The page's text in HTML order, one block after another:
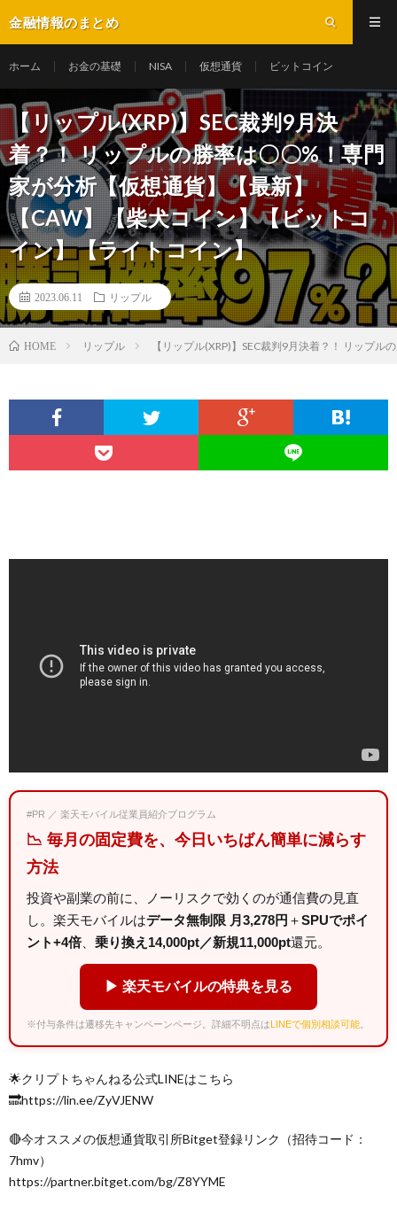
金融情報のまとめ
ホーム お金の基礎 NISA 仮想通貨 ビットコイン
【リップル(XRP)】SEC裁判9月決
着？！ リップルの勝率は〇〇%！専門
家が分析【仮想通貨】【最新】
【CAW】【柴犬コイン】【ビットコ
イン】【ライトコイン】
2023.06.11 リップル
HOME リップル 【リップル(XRP)】SEC裁判9月決着？！ リップ
#PR ／ 楽天モバイル従業員紹介プログラム
📉 毎月の固定費を、今日いちばん簡単に減らす
方法
投資や副業の前に、ノーリスクで効くのが通信費の見直
し。楽天モバイルはデータ無制限 月3,278円 ＋SPUでポイ
ント+4倍
乗り換え14,000pt／新規11,000pt還元。
▶ 楽天モバイルの特典を見る
※付与条件は遷移先キャンペーンページ。詳細不明点はLINEで個別相談可能
🌟クリプトちゃんねる公式LINEはこちら
🔜https://lin.ee/ZyVJENW
🔴今オススメの仮想通貨取引所Bitget登録リンク（招待コード：
7hmv）
https://partner.bitget.com/bg/Z8YYME